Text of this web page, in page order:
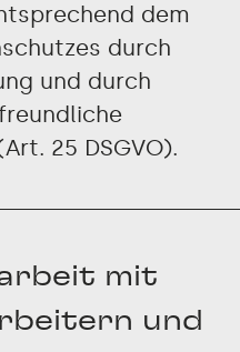
dem
durch
und durch
25 DSGVO).
mit
und